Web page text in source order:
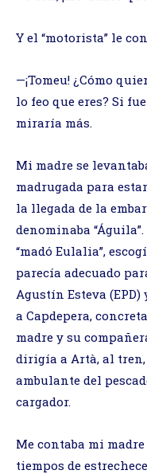
Y el “motorista” le
—¡Tomeu! ¿Cómo
lo feo que eres? Si
miraría más.
Mi madre se
madrugada para
la llegada de la
denominaba
“madó Eulalia”,
parecía adecuado
Agustín Esteva
a Capdepera,
madre y su
dirigía a Artà, al
ambulante del
cargador.
Me contaba mi
tiempos de